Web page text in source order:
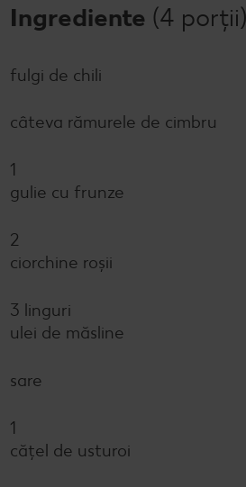
Ingrediente (4 porții)
fulgi de chili
câteva rămurele de cimbru
1
gulie cu frunze
2
ciorchine roșii
3 linguri
ulei de măsline
sare
1
cățel de usturoi